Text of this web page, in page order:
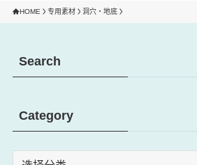
HOME 专用素材 洞穴・地底
Search
Category
Category